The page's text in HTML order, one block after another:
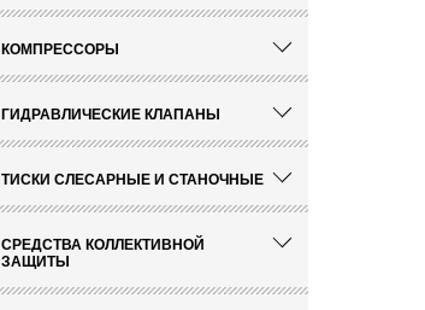
КОМПРЕССОРЫ
ГИДРАВЛИЧЕСКИЕ КЛАПАНЫ
ТИСКИ СЛЕСАРНЫЕ И СТАНОЧНЫЕ
СРЕДСТВА КОЛЛЕКТИВНОЙ
ЗАЩИТЫ